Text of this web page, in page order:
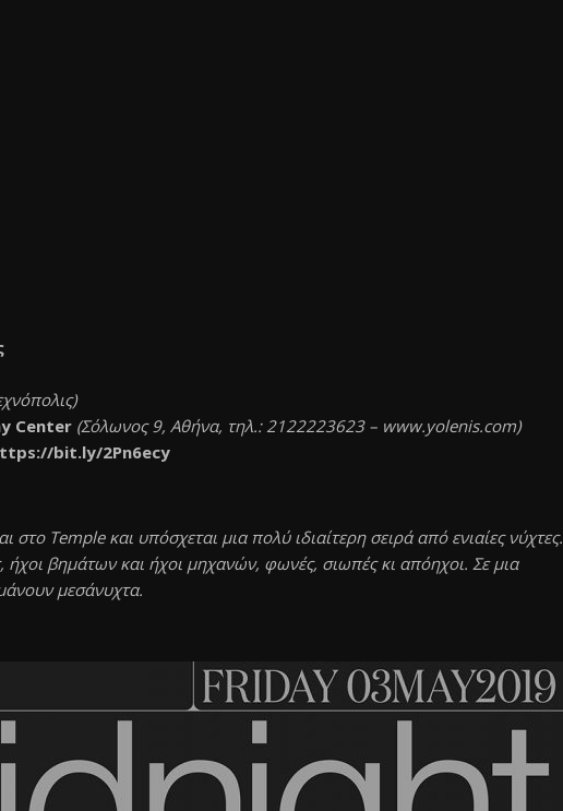
Center (Σόλωνος 9, Αθήνα, τηλ.: 2122223623 – www.yolenis.com)
bit.ly/2Pn6ecy
Temple και υπόσχεται μια πολύ ιδιαίτερη σειρά από ενιαίες νύχτες.
βημάτων και ήχοι μηχανών, φωνές, σιωπές κι απόηχοι. Σε μια
μεσάνυχτα.